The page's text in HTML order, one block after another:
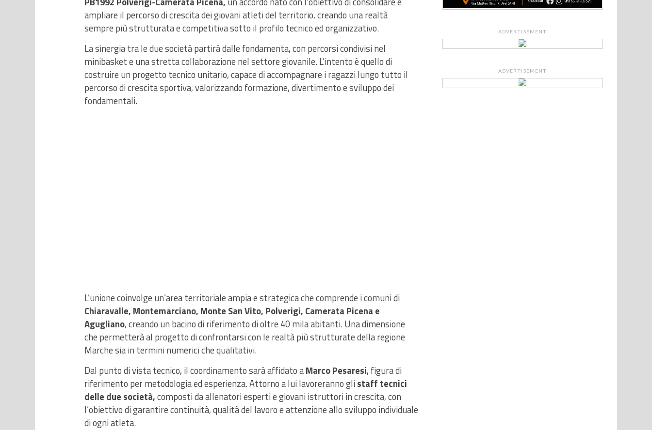
ampliare il percorso di crescita dei giovani atleti del territorio, creando una realtà
sempre più strutturata e competitiva sotto il profilo tecnico ed organizzativo.
La sinergia tra le due società partirà dalle fondamenta, con percorsi condivisi nel
minibasket e una stretta collaborazione nel settore giovanile. L’intento è quello di
costruire un progetto tecnico unitario, capace di accompagnare i ragazzi lungo tutto il
percorso di crescita sportiva, valorizzando formazione, divertimento e sviluppo dei
fondamentali.
L’unione coinvolge un’area territoriale ampia e strategica che comprende i comuni di
Chiaravalle, Montemarciano, Monte San Vito, Polverigi, Camerata Picena e
Agugliano, creando un bacino di riferimento di oltre 40 mila abitanti. Una dimensione
che permetterà al progetto di confrontarsi con le realtà più strutturate della regione
Marche sia in termini numerici che qualitativi.
Dal punto di vista tecnico, il coordinamento sarà affidato aMarco Pesaresi, figura di
riferimento per metodologia ed esperienza. Attorno a lui lavoreranno glistaff tecnici
delle due società,composti da allenatori esperti e giovani istruttori in crescita, con
l’obiettivo di garantire continuità, qualità del lavoro e attenzione allo sviluppo individuale
di ogni atleta.
ADVERTISEMENT
ADVERTISEMENT